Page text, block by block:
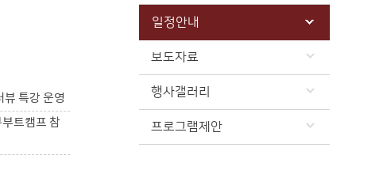
일정안내
보도자료
행사갤러리
프로그램제안
특강 운영
트캠프 참